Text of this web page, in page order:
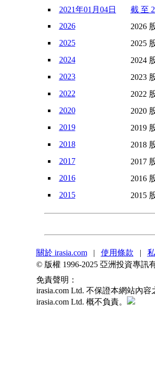
2021年01月04日
截 至
2026
2026
2025
2025
2024
2024
2023
2023
2022
2022
2020
2020
2019
2019
2018
2018
2017
2017
2016
2016
2015
2015
關於 irasia.com| 使用條款 |
© 版權 1996-2025 亞洲投資專訊
免責聲明：
irasia.com Ltd. 不保證本網站內
irasia.com Ltd. 概不負責。